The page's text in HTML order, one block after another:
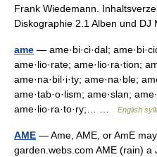
Frank Wiedemann.
Diskographie 2.1 Alben und
ame — ame·bi·ci·dal;
ame·lio·rate; ame·lio·ra·tion;
ame·na·bil·i·ty; ame·na·ble;
ame·tab·o·lism; ame·slan;
ame·lio·ra·to·ry;… …
English
AME — Ame, AME, or AmE
garden.webs.com AME (rain)